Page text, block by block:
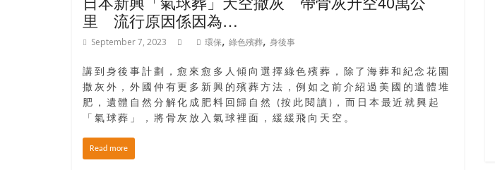
生。
里 流行原因係因為…
September 7, 2023 環保, 綠色殯葬, 身後事
講到身後事計劃，愈來愈多人傾向選擇綠色殯葬，除了海葬和紀念花園
撒灰外，外國仲有更多新興的殯葬方法，例如之前介紹過美國的遺體堆
肥，遺體自然分解化成肥料回歸自然 (按此閱讀)，而日本最近就興起
「氣球葬」，將骨灰放入氣球裡面，緩緩飛向天空。
Read more